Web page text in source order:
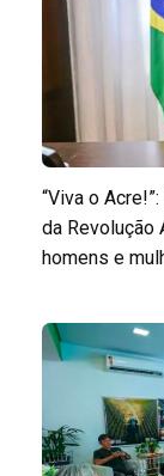
“Viva o
da Revolução
homens e